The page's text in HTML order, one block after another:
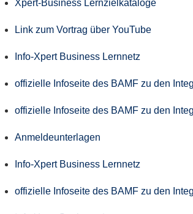
Xpert-Business Lernzielkataloge
Link zum Vortrag über YouTube
Info-Xpert Business Lernnetz
offizielle Infoseite des BAMF zu den
offizielle Infoseite des BAMF zu den
Anmeldeunterlagen
Info-Xpert Business Lernnetz
offizielle Infoseite des BAMF zu den